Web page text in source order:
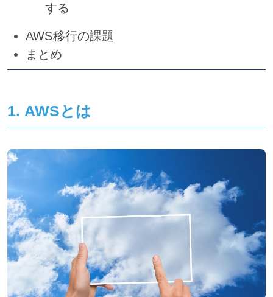
する
AWS移行の課題
まとめ
1. AWSとは